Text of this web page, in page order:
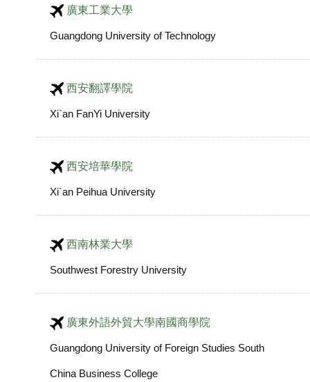
廣東工業大學
Guangdong University of Technology
西安翻譯學院
Xi`an FanYi University
西安培華學院
Xi`an Peihua University
西南林業大學
Southwest Forestry University
廣東外語外貿大學南國商學院
Guangdong University of Foreign Studies South
China Business College